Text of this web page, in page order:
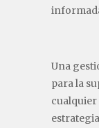
Una
para la
cualquier